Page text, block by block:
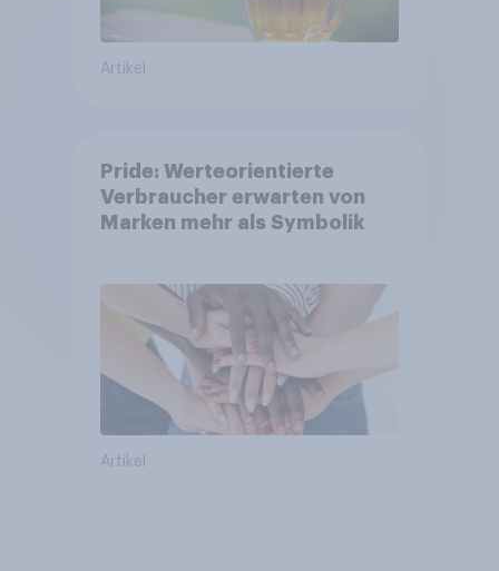
Artikel
Pride: Werteorientierte
Verbraucher erwarten von
Marken mehr als Symbolik
Artikel